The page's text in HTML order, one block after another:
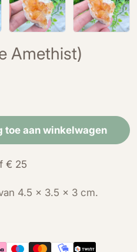
Amethist)
voor Citrien
hoeveelheid voor Citrien
toe aan winkelwagen
€ 25
4.5 x 3.5 x 3 cm.